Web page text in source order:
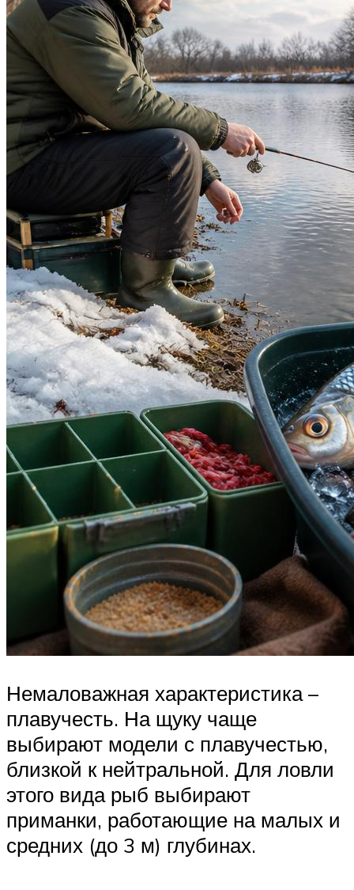
Немаловажная характеристика –
плавучесть. На щуку чаще
выбирают модели с плавучестью,
близкой к нейтральной. Для ловли
этого вида рыб выбирают
приманки, работающие на малых и
средних (до 3 м) глубинах.